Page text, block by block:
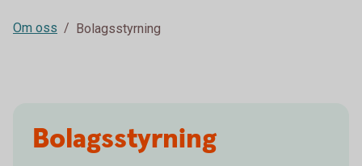
Om oss Bolagsstyrning
Bolagsstyrning